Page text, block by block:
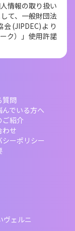
情報の取り扱い
て、一般財団法
(JIPDEC)より
ク）」使用許諾
質問
んでいる方へ
ご紹介
わせ
シーポリシー
ェルニ